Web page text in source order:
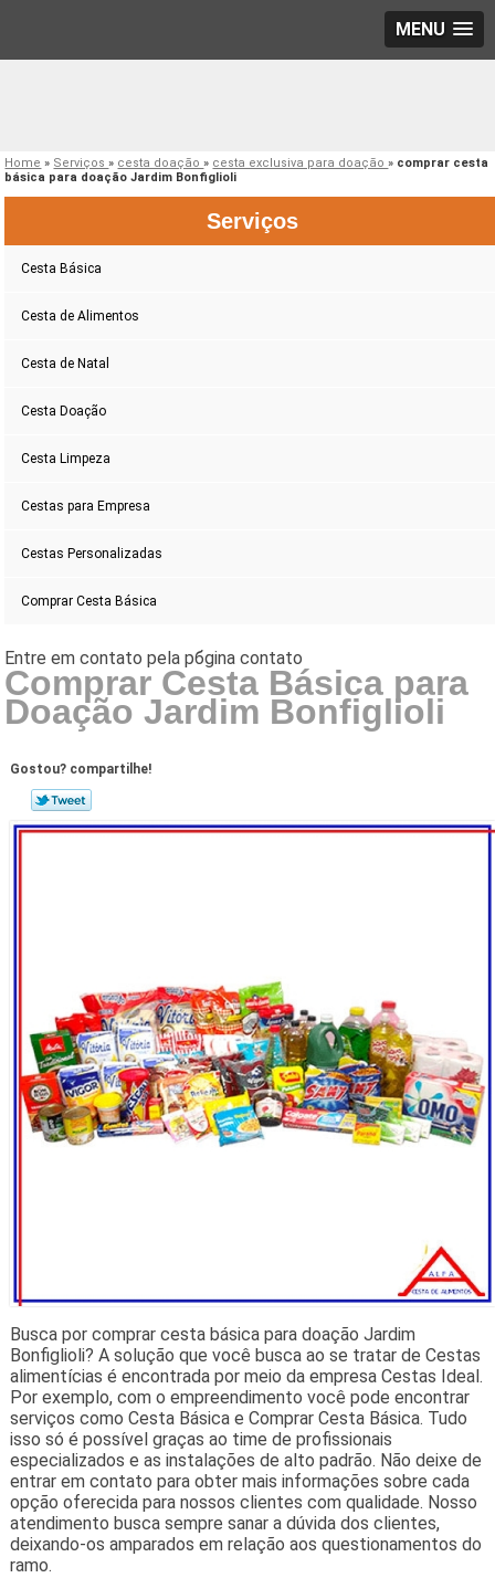
MENU
Home » Serviços» cesta doação» cesta exclusiva para doação» comprar cesta
básica para doação Jardim Bonfiglioli
Serviços
Cesta Básica
Cesta de Alimentos
Cesta de Natal
Cesta Doação
Cesta Limpeza
Cestas para Empresa
Cestas Personalizadas
Comprar Cesta Básica
Comprar Cesta Básica para
Doação Jardim Bonfiglioli
Gostou? compartilhe!
Busca por comprar cesta básica para doação Jardim
Bonfiglioli? A solução que você busca ao se tratar de Cestas
alimentícias é encontrada por meio da empresa Cestas Ideal.
Por exemplo, com o empreendimento você pode encontrar
serviços como Cesta Básica e Comprar Cesta Básica. Tudo
isso só é possível graças ao time de profissionais
especializados e as instalações de alto padrão. Não deixe de
entrar em contato para obter mais informações sobre cada
opção oferecida para nossos clientes com qualidade. Nosso
atendimento busca sempre sanar a dúvida dos clientes,
deixando-os amparados em relação aos questionamentos do
ramo.